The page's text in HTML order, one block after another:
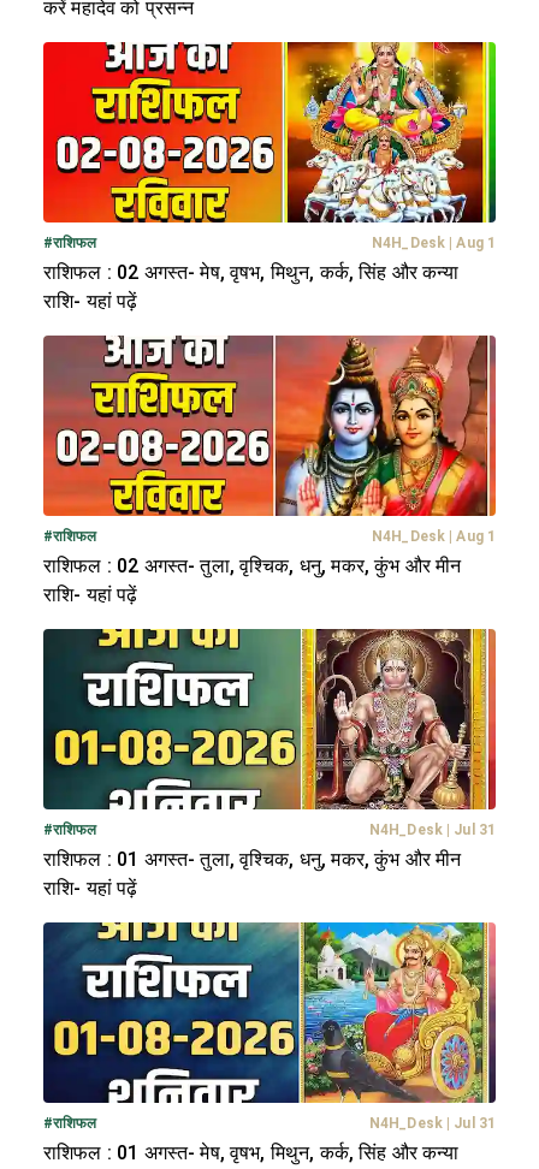
करें महादेव को प्रसन्न
#राशिफल N4H_Desk Aug 1
राशिफल : 02 अगस्त- मेष, वृषभ, मिथुन, कर्क, सिंह और कन्या
राशि- यहां पढ़ें
#राशिफल N4H_Desk Aug 1
राशिफल : 02 अगस्त- तुला, वृश्चिक, धनु, मकर, कुंभ और मीन
राशि- यहां पढ़ें
#राशिफल N4H_Desk| Jul 31
राशिफल : 01 अगस्त- तुला, वृश्चिक, धनु, मकर, कुंभ और मीन
राशि- यहां पढ़ें
#राशिफल N4H_Desk| Jul 31
राशिफल : 01 अगस्त- मेष, वृषभ, मिथुन, कर्क, सिंह और कन्या